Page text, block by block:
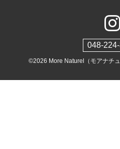
048-
©2026 More Naturel（モアナチュ